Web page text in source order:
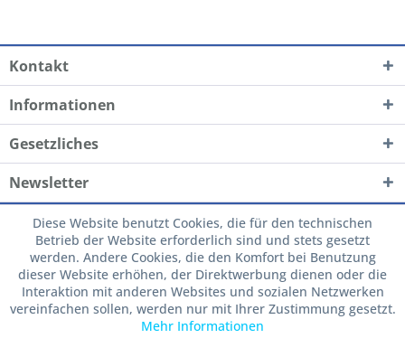
Kontakt
Informationen
Gesetzliches
Newsletter
Diese Website benutzt Cookies, die für den technischen
Betrieb der Website erforderlich sind und stets gesetzt
werden. Andere Cookies, die den Komfort bei Benutzung
dieser Website erhöhen, der Direktwerbung dienen oder die
Interaktion mit anderen Websites und sozialen Netzwerken
vereinfachen sollen, werden nur mit Ihrer Zustimmung gesetzt.
Mehr Informationen